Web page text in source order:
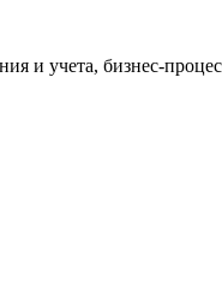
и учета, бизнес-